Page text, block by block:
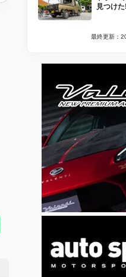
見つけ
最終更新：